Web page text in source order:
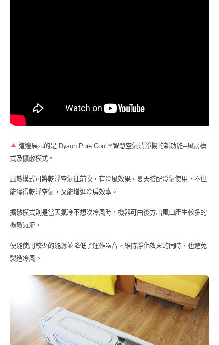
這邊展示的是 Dyson Pure Cool™智慧空氣清淨機的新功能─風扇模
式及擴散模式。
風散模式可將乾淨空氣往前吹，有冷風效果，夏天搭配冷氣使用，不但
能獲得乾淨空氣，又能增進冷房效率。
擴散模式則是當天氣冷不想吹冷風時，機器可由後方出風口產生較多的
擴散氣流，
便能使用較少的能源並降低了運作噪音，維持淨化效果的同時，也避免
製造冷風。